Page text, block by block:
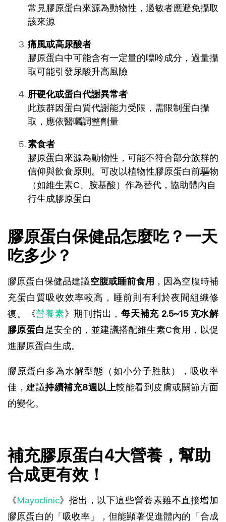
常見膠原蛋白來源為動物性，過敏者應避免攝取
該來源
痛風或高尿酸者
膠原蛋白中可能含有一定量的嘌呤成分，過量攝
取可能引發尿酸升高風險
肝硬化或蛋白代謝異常者
此族群因蛋白質代謝能力受限，需限制蛋白攝
取，應依醫囑調整劑量
素食者
膠原蛋白來源為動物性，可能不符合部分族群的
信仰與飲食原則。可改以植物性膠原蛋白前驅物
（如維生素C、胺基酸）作為替代，協助體內自
行生成膠原蛋白
膠原蛋白保健品怎麼吃？一天
吃多少？
膠原蛋白保健品建議空腹或睡前食用 ，因為空腹時補
充蛋白質吸收效率較高，睡前則有利於夜間組織修
復。《營養素》期刊指出， 每天補充 2.5~15 克水解
膠原蛋白是安全的，並建議搭配維生素C食用，以促
進膠原蛋白生成。
膠原蛋白多為水解型態（如小分子胜肽），吸收率
佳，建議持續補充8週以上較能看到皮膚或關節方面
的變化。
補充膠原蛋白4大營養，幫助
合成更有效！
《Mayoclinic》指出，以下這些營養素雖不直接增加
膠原蛋白的「吸收率」，但能顯著促進體內的「合成